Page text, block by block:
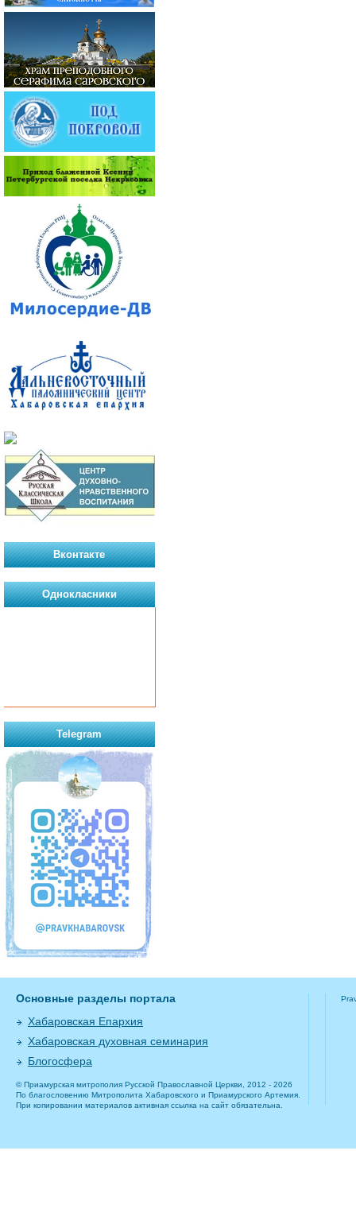
Вконтакте
Однокласники
Telegram
Основные разделы портала
Хабаровская Епархия
Хабаровская духовная семинария
Блогосфера
© Приамурская митрополия Русской Православной Церкви, 2012 - 2026
По благословению Митрополита Хабаровского и Приамурского Артемия.
При копировании материалов активная ссылка на сайт обязательна.